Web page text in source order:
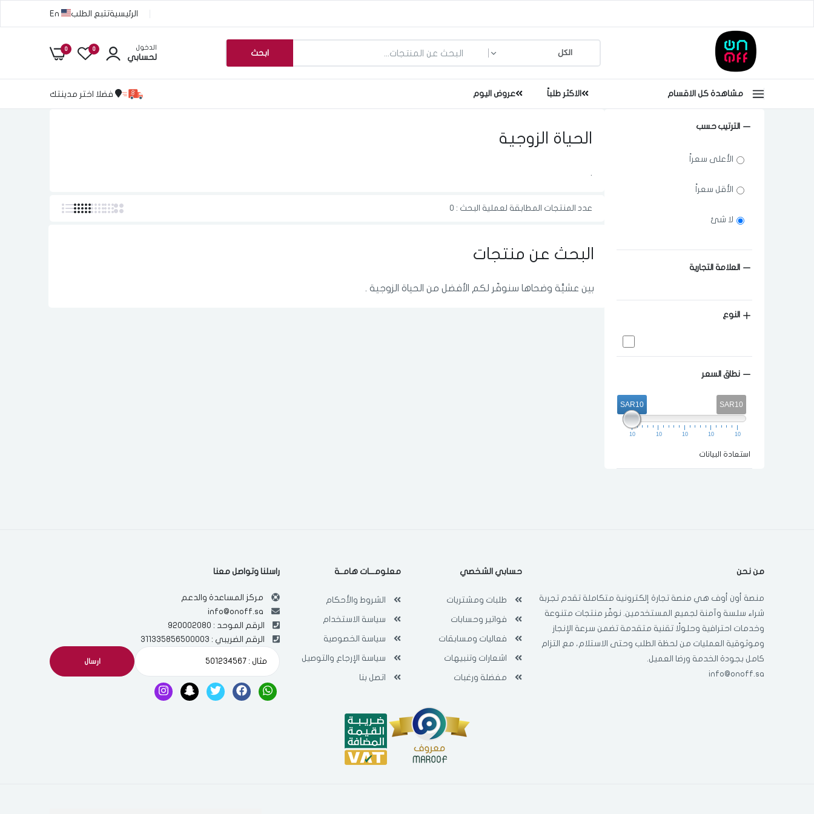
الرئيسيةتتبع الطلب En
ابحث
الدخول
لحسابي
0
0
مشاهدة كل الاقسام الاكثر طلباً عروض اليوم فضلا اختر مدينتك
الترتيب حسب
الأعلى سعراً
الأقل سعراً
لا شئ
العلامة التجارية
النوع
نطاق السعر
SAR10
SAR10
10 10 10 10 10
استعادة البيانات
الحياة الزوجية
.
عدد المنتجات المطابقة لعملية البحث : 0
البحث عن منتجات
بين عشيَّة وضحاها سنوفّر لكم الأفضل من الحياة الزوجية .
من نحن
منصة أون أوف هي منصة تجارة إلكترونية متكاملة تقدم تجربة
شراء سلسة وآمنة لجميع المستخدمين. نوفّر منتجات متنوعة
وخدمات احترافية وحلولًا تقنية متقدمة تضمن سرعة الإنجاز
وموثوقية العمليات من لحظة الطلب وحتى الاستلام، مع التزام
كامل بجودة الخدمة ورضا العميل.
info@onoff.sa
حسابي الشخصي
طلبات ومشتريات
فواتير وحسابات
فعاليات ومسابقات
اشعارات وتنبيهات
مفضلة ورغبات
معلومـــات هامــة
الشروط والأحكام
سياسة الاستخدام
سياسة الخصوصية
سياسة الإرجاع والتوصيل
اتصل بنا
راسلنا وتواصل معنا
مركز المساعدة والدعم
info@onoff.sa
الرقم الموحد : 920002080
الرقم الضريبي : 311335856500003
ارسال
فى حالة تغيير المدينة قد تفقد بعض او كل المنتجات التي تم اضافتها للسلة
ما الذي تبحث عنه؟